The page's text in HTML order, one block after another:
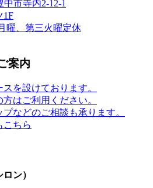
中市寺内2-12-1
1F
曜、第三火曜定休
案内
を設けております。
はご利用ください。
などのご相談も承ります。
こちら
ン）